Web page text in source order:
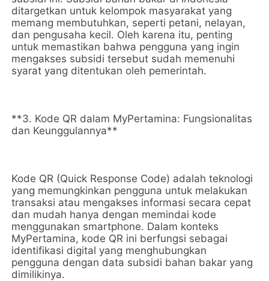
ditargetkan untuk kelompok masyarakat yang
memang membutuhkan, seperti petani, nelayan,
dan pengusaha kecil. Oleh karena itu, penting
untuk memastikan bahwa pengguna yang ingin
mengakses subsidi tersebut sudah memenuhi
syarat yang ditentukan oleh pemerintah.
**3. Kode QR dalam MyPertamina: Fungsionalitas
dan Keunggulannya**
Kode QR (Quick Response Code) adalah teknologi
yang memungkinkan pengguna untuk melakukan
transaksi atau mengakses informasi secara cepat
dan mudah hanya dengan memindai kode
menggunakan smartphone. Dalam konteks
MyPertamina, kode QR ini berfungsi sebagai
identifikasi digital yang menghubungkan
pengguna dengan data subsidi bahan bakar yang
dimilikinya.